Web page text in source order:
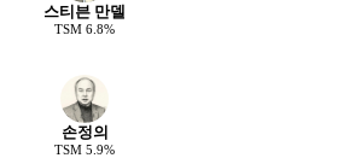
스티븐 만델
TSM 6.8%
손정의
TSM 5.9%